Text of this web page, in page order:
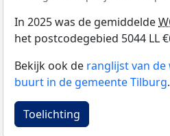
In 2025 was de gemiddelde
het postcodegebied 5044 LL
Bekijk ook de ranglijst van
buurt in de gemeente Tilburg.
Toelichting